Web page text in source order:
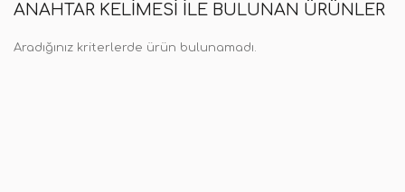
ANAHTAR KELIMESI ILE BULUNAN ÜRÜNLER
Aradığınız kriterlerde ürün bulunamadı.